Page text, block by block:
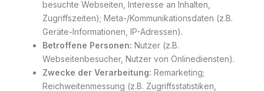
besuchte Webseiten, Interesse an Inhalten,
Zugriffszeiten); Meta-/Kommunikationsdaten (z.B.
Geräte-Informationen, IP-Adressen).
Betroffene Personen: Nutzer (z.B.
Webseitenbesucher, Nutzer von Onlinediensten).
Zwecke der Verarbeitung: Remarketing;
Reichweitenmessung (z.B. Zugriffsstatistiken,